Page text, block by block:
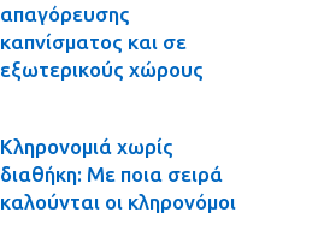
απαγόρευσης
καπνίσματος και σε
εξωτερικούς χώρους
Κληρονομιά χωρίς
διαθήκη: Με ποια σειρά
καλούνται οι κληρονόμοι